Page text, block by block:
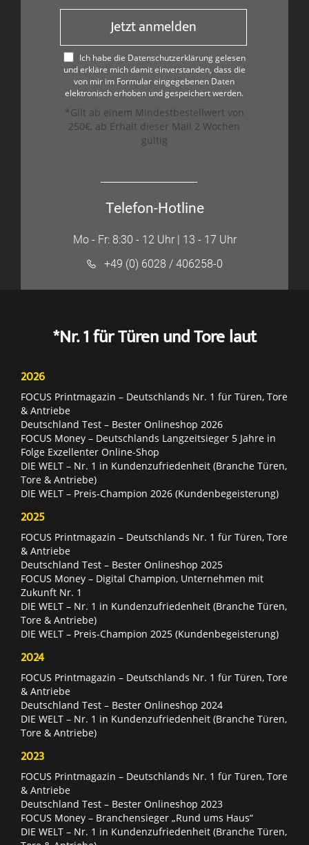
Jetzt anmelden
Ich habe die Datenschutzerklärung gelesen
und erkläre mich damit einverstanden, dass die
von mir im Formular eingegebenen Daten
elektronisch erhoben und gespeichert werden.
*Gilt ab einem Mindestbestellwert von
250€, ab Erhalt dieser Mail 2 Wochen
gültig
Telefon-Hotline
Mo - Fr: 8:30 - 12 Uhr | 13 - 17 Uhr
+49 (0) 6028 / 406258-0
*Nr. 1 für Türen und Tore laut
2026
FOCUS Printmagazin – Deutschlands Nr. 1 für Türen, Tore
& Antriebe
Deutschland Test – Bester Onlineshop 2026
FOCUS Money – Deutschlands Langzeitsieger 5 Jahre in
Folge Exzellenter Online-Shop
DIE WELT – Nr. 1 in Kundenzufriedenheit (Branche Türen,
Tore & Antriebe)
DIE WELT – Preis-Champion 2026 (Kundenbegeisterung)
2025
FOCUS Printmagazin – Deutschlands Nr. 1 für Türen, Tore
& Antriebe
Deutschland Test – Bester Onlineshop 2025
FOCUS Money – Digital Champion, Unternehmen mit
Zukunft Nr. 1
DIE WELT – Nr. 1 in Kundenzufriedenheit (Branche Türen,
Tore & Antriebe)
DIE WELT – Preis-Champion 2025 (Kundenbegeisterung)
2024
FOCUS Printmagazin – Deutschlands Nr. 1 für Türen, Tore
& Antriebe
Deutschland Test – Bester Onlineshop 2024
DIE WELT – Nr. 1 in Kundenzufriedenheit (Branche Türen,
Tore & Antriebe)
2023
FOCUS Printmagazin – Deutschlands Nr. 1 für Türen, Tore
& Antriebe
Deutschland Test – Bester Onlineshop 2023
FOCUS Money – Branchensieger „Rund ums Haus“
DIE WELT – Nr. 1 in Kundenzufriedenheit (Branche Türen,